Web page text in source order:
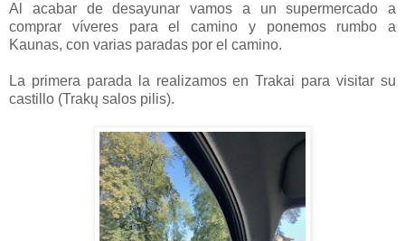
Al acabar de desayunar vamos a un supermercado a
comprar víveres para el camino y ponemos rumbo a
Kaunas, con varias paradas por el camino.
La primera parada la realizamos en Trakai para visitar su
castillo (Trakų salos pilis).